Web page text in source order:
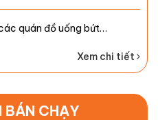
quán đồ uống bứt…
Xem chi tiết
BÁN CHẠY